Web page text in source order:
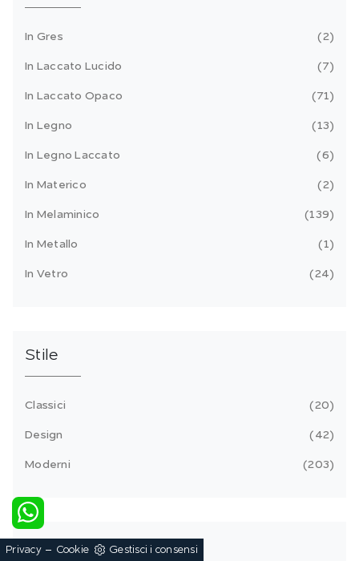
In Gres 2
In Laccato Lucido 7
In Laccato Opaco 71
In Legno 13
In Legno Laccato 6
In Materico 2
In Melaminico 139
In Metallo 1
In Vetro 24
Stile
Classici 20
Design 42
Moderni 203
Tipologia
Privacy- Cookie Gestisci i consensi